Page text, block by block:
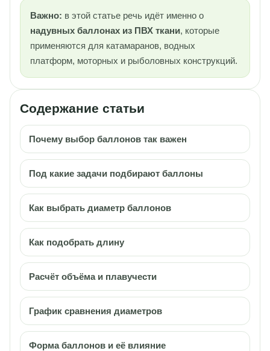
Важно: в этой статье речь идёт именно о
надувных баллонах из ПВХ ткани, которые
применяются для катамаранов, водных
платформ, моторных и рыболовных конструкций.
Содержание статьи
Почему выбор баллонов так важен
Под какие задачи подбирают баллоны
Как выбрать диаметр баллонов
Как подобрать длину
Расчёт объёма и плавучести
График сравнения диаметров
Форма баллонов и её влияние